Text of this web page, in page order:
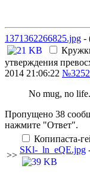
1371362266825.jpg -
утверждения
2014 21:06:22
No mug, no life.
Пропущено 38
нажмите "Ответ".
>>
Копипаста-
SKl-_ln_eQE.jpg